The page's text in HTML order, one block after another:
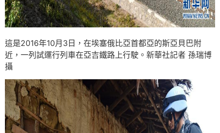
這是2016年10月3日，在埃塞俄比亞首都亞的斯亞貝巴附
近，一列試運行列車在亞吉鐵路上行駛。新華社記者 孫瑞博
攝